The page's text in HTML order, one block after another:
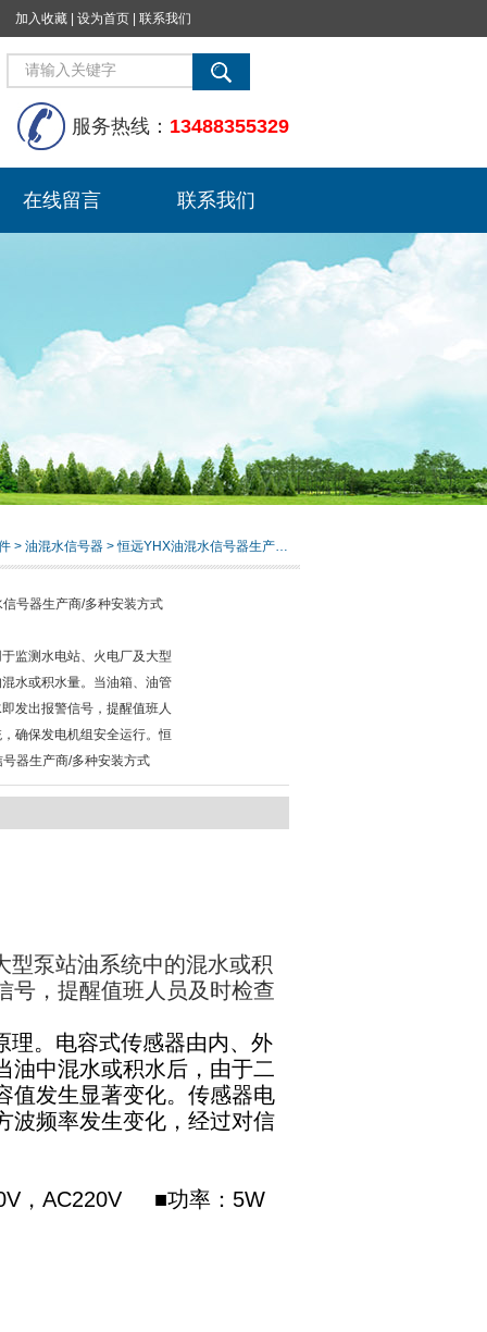
加入收藏 设为首页 联系我们
服务热线： 13488355329
在线留言 联系我们
> 油混水信号器 > 恒远YHX油混水信号器生产商/多种安装方式
号器生产商/多种安装方式
监测水电站、火电厂及大型
水或积水量。当油箱、油管
发出报警信号，提醒值班人
确保发电机组安全运行。恒
器生产商/多种安装方式
型泵站油系统中的混水或积
号，提醒值班人员及时检查
理。电容式传感器由内、外
油中混水或积水后，由于二
值发生显著变化。传感器电
波频率发生变化，经过对信
，AC220V ■功率：5W